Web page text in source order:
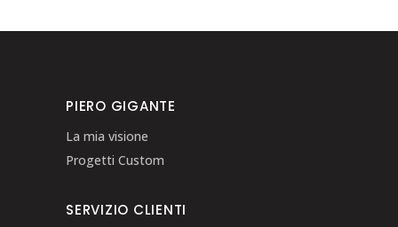
PIERO GIGANTE
La mia visione
Progetti Custom
SERVIZIO CLIENTI